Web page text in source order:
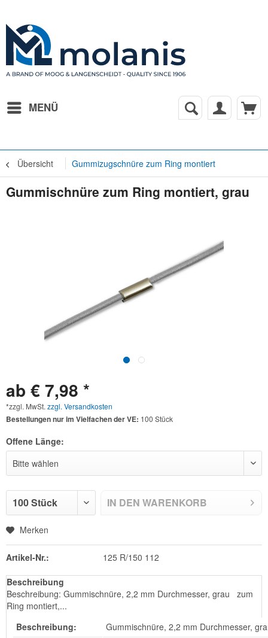
MENÜ
Übersicht Gummizugschnüre zum Ring montiert
Gummischnüre zum Ring montiert, grau
ab € 7,98 *
*zzgl. MwSt. zzgl. Versandkosten
Bestellungen nur im Vielfachen der VE: 100 Stück
Offene Länge:
IN DEN WARENKORB
Merken
Artikel-Nr.: 125 R/150 112
Beschreibung
Beschreibung: Gummischnüre, 2,2 mm Durchmesser, grau zum
Ring montiert,...
Beschreibung:
Gummischnüre, 2,2 mm Durchmesser,